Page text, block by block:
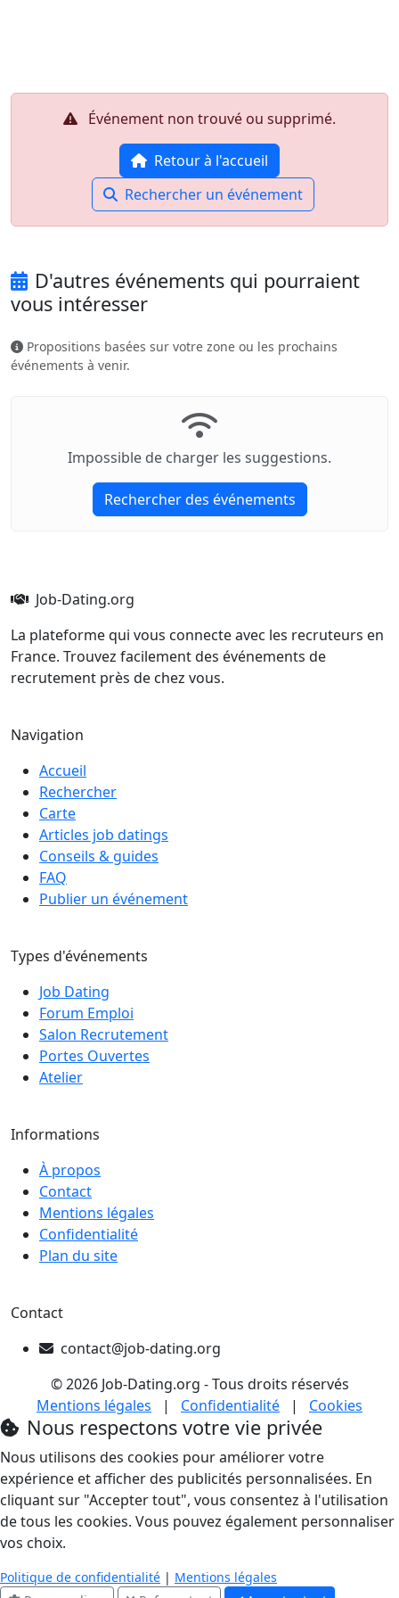
Événement non trouvé ou supprimé.
Retour à l'accueil
Rechercher un événement
D'autres événements qui pourraient
vous intéresser
Propositions basées sur votre zone ou les prochains
événements à venir.
Impossible de charger les suggestions.
Rechercher des événements
Job-Dating.org
La plateforme qui vous connecte avec les recruteurs en
France. Trouvez facilement des événements de
recrutement près de chez vous.
Navigation
Accueil
Rechercher
Carte
Articles job datings
Conseils & guides
FAQ
Publier un événement
Types d'événements
Job Dating
Forum Emploi
Salon Recrutement
Portes Ouvertes
Atelier
Informations
À propos
Contact
Mentions légales
Confidentialité
Plan du site
Contact
contact@job-dating.org
© 2026 Job-Dating.org - Tous droits réservés
Mentions légales
| Confidentialité | Cookies
Nous respectons votre vie privée
Nous utilisons des cookies pour améliorer votre
expérience et afficher des publicités personnalisées. En
cliquant sur "Accepter tout", vous consentez à l'utilisation
de tous les cookies. Vous pouvez également personnaliser
vos choix.
Politique de confidentialité | Mentions légales